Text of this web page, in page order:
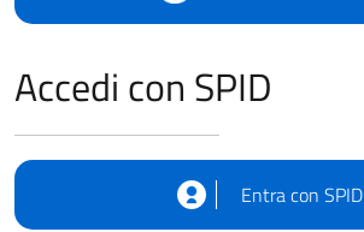
Accedi con SPID
Entra con SPID